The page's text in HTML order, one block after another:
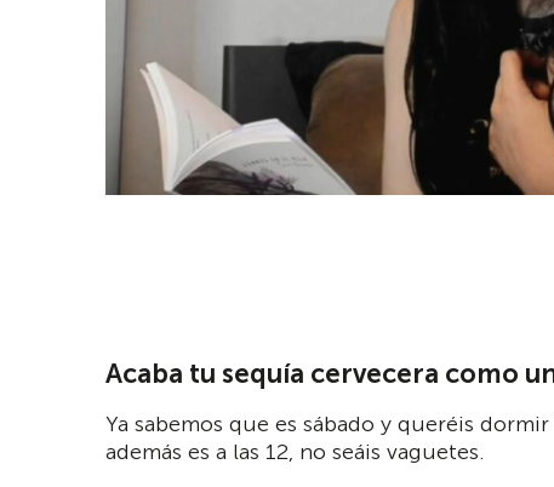
Acaba tu sequía cervecera como
Ya sabemos que es sábado y queréis
además es a las 12, no seáis vaguetes.